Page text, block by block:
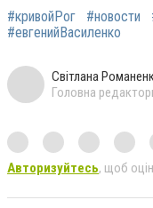
#кривойРог #новости
#евгенийВасиленко
Світлана
Головна
Авторизуйтесь, щоб